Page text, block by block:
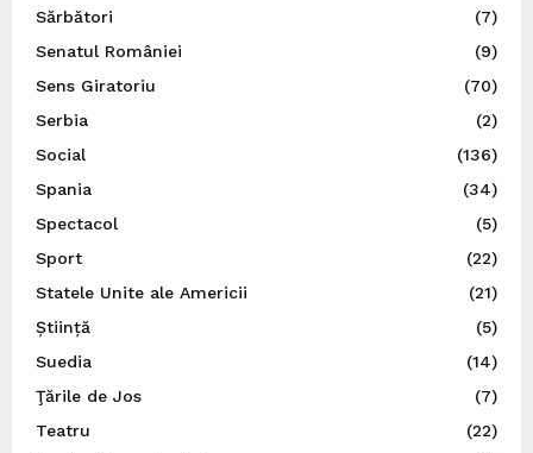
Sărbători
(7)
Senatul României
(9)
Sens Giratoriu
(70)
Serbia
(2)
Social
(136)
Spania
(34)
Spectacol
(5)
Sport
(22)
Statele Unite ale Americii
(21)
Știință
(5)
Suedia
(14)
Ţările de Jos
(7)
Teatru
(22)